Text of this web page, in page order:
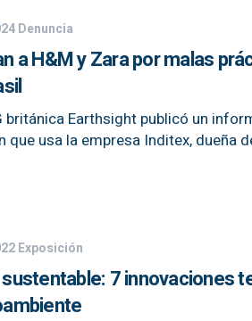
Denuncia
a H&M y Zara por malas
británica Earthsight publicó un
que usa la empresa Inditex, dueña
Exposición
7 innovaciones